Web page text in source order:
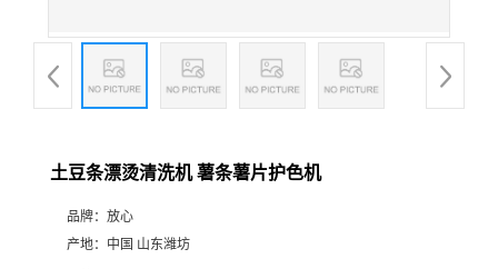
土豆条漂烫清洗机 薯条薯片护色机
品牌： 放心
产地： 中国 山东潍坊